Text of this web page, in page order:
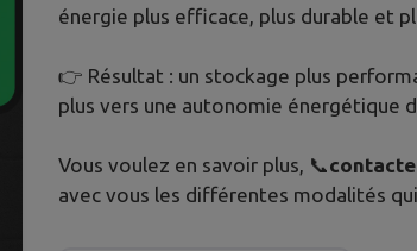
énergie plus efficace, plus durable et
👉 Résultat : un stockage plus
plus vers une autonomie énergétique
Vous voulez en savoir plus, 📞
avec vous les différentes modalités